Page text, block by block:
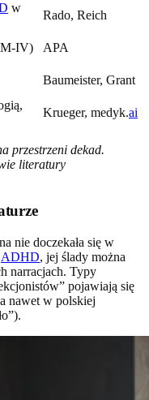
w
Rado, Reich
IV)
APA
Baumeister, Grant
Krueger, medyk.ai
przestrzeni dekad.
literatury
nie doczekała się w
ADHD, jej ślady można
narracjach. Typy
pojawiają się
nawet w polskiej